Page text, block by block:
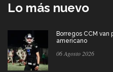
Lo más nuevo
Borregos CCM
americano
06 Agosto 2026